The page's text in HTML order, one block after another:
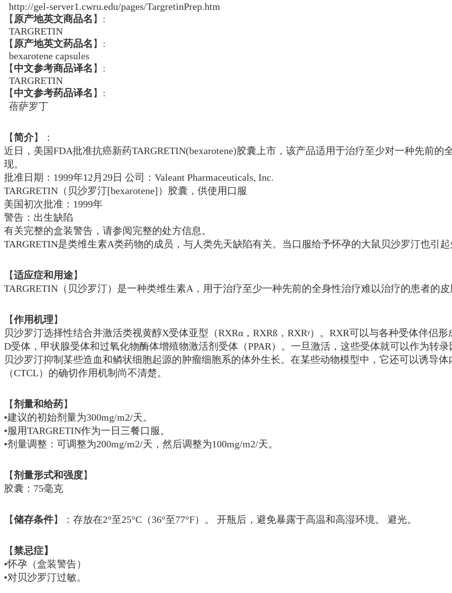
http://gel-server1.cwru.edu/pages/TargretinPrep.htm
【 原产地英文商品名 】:
TARGRETIN
【 原产地英文药品名 】:
bexarotene capsules
【中文参考商品译名 】:
TARGRETIN
【中文参考药品译名 】:
蓓萨罗丁
【简介】：
近日，美国FDA批准抗癌新药TARGRETIN(bexarotene)胶囊上市，该产品适用于治疗至少对一种先前
现。
批准日期：1999年12月29日 公司：Valeant Pharmaceuticals, Inc.
TARGRETIN（贝沙罗汀[bexarotene]）胶囊，供使用口服
美国初次批准：1999年
警告：出生缺陷
有关完整的盒装警告，请参阅完整的处方信息。
TARGRETIN是类维生素A类药物的成员，与人类先天缺陷有关。当口服给予怀孕的大鼠贝沙罗汀也引起
【适应症和用途】
TARGRETIN（贝沙罗汀）是一种类维生素A，用于治疗至少一种先前的全身性治疗难以治疗的患者的皮
【作用机理】
贝沙罗汀选择性结合并激活类视黄醇X受体亚型（RXRα，RXRß，RXRᵞ）。RXR可以与各种受体伴侣
D受体，甲状腺受体和过氧化物酶体增殖物激活剂受体（PPAR）。一旦激活，这些受体就可以作为转
贝沙罗汀抑制某些造血和鳞状细胞起源的肿瘤细胞系的体外生长。在某些动物模型中，它还可以诱导
（CTCL）的确切作用机制尚不清楚。
【剂量和给药】
•建议的初始剂量为300mg/m2/天。
•服用TARGRETIN作为一日三餐口服。
•剂量调整：可调整为200mg/m2/天，然后调整为100mg/m2/天。
【剂量形式和强度】
胶囊：75毫克
【储存条件】：存放在2°至25°C（36°至77°F）。 开瓶后，避免暴露于高温和高湿环境。 避光。
【禁忌症】
•怀孕（盒装警告）
•对贝沙罗汀过敏。